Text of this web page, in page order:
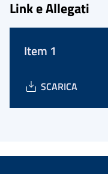
Link e Allegati
Item 1
SCARICA